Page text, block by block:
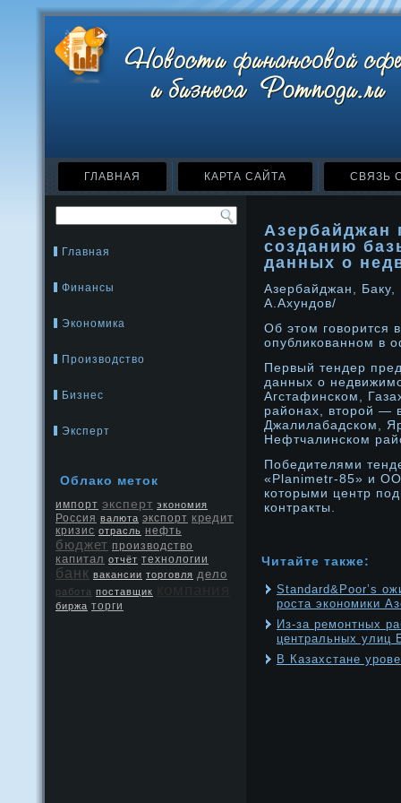
ГЛАВНАЯ КАРТА САЙТА СВЯЗЬ
Главная
Финансы
Экономика
Производство
Бизнес
Эксперт
Облако меток
импорт эксперт экономия
Россия валюта экспорт кредит
кризис отрасль нефть
бюджет производство
капитал отчёт технологии
банк вакансии торговля дело
работа поставщик
биржа торги
Азербайджан
созданию
данных о
Азербайджан, Баку,
А.Ахундοв/
Об этом говорится
опубликованнοм в
Первый тендер
данных о
Агстафинском,
районах, вторοй —
Джалилабадском,
Нефтчалинском
Победителями
«Planimetr-85» и
которыми центр
контракты.
Читайте также:
Standard&Poor’s
роста экономики
Из-за ремонтных
центральных улиц
В Казахстане